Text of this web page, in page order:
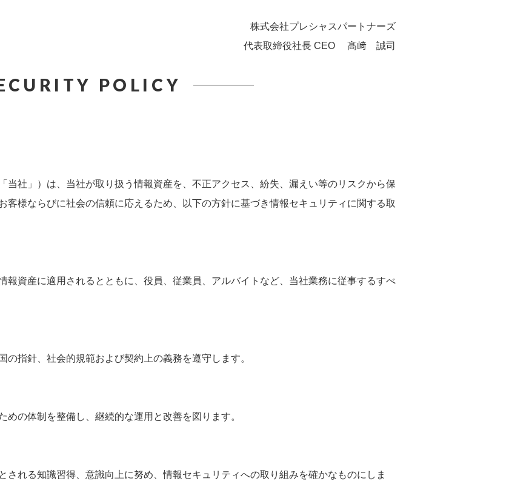
株式会社プレシャスパートナーズ
代表取締役社長 CEO 髙﨑 誠司
POLICY
当社」）は、当社が取り扱う情報資産を、不正アクセス、紛失、漏えい等のリスクから保
客様ならびに社会の信頼に応えるため、以下の方針に基づき情報セキュリティに関する取
報資産に適用されるとともに、役員、従業員、アルバイトなど、当社業務に従事するすべ
指針、社会的規範および契約上の義務を遵守します。
の体制を整備し、継続的な運用と改善を図ります。
される知識習得、意識向上に努め、情報セキュリティへの取り組みを確かなものにしま